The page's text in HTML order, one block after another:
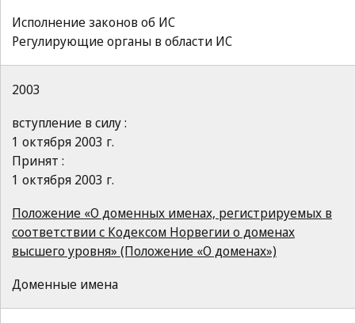
Исполнение законов об ИС
Регулирующие органы в области ИС
2003
вступление в силу :
1 октября 2003 г.
Принят :
1 октября 2003 г.
Положение «О доменных именах, регистрируемых в
соответствии с Кодексом Норвегии о доменах
высшего уровня» (Положение «О доменах»)
Доменные имена